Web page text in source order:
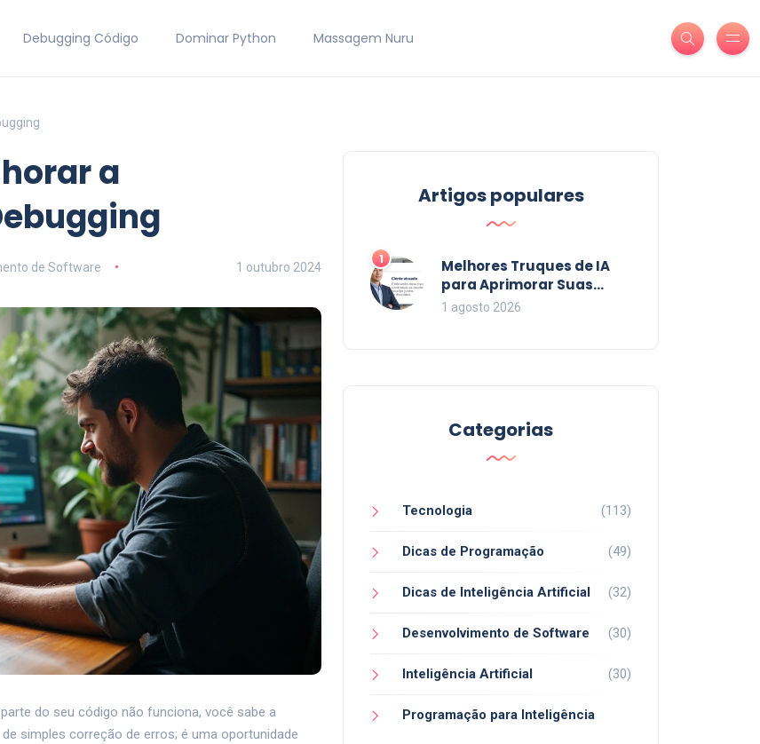
Debugging Código Dominar Python Massagem Nuru
a
de Software 1 outubro 2024
do seu código não funciona, você sabe a
simples correção de erros; é uma oportunidade
Artigos populares
1
Melhores Truques de IA
para Aprimorar Suas
Habilidades em 2026
1 agosto 2026
Categorias
Tecnologia (113)
Dicas de Programação (49)
Dicas de Inteligência Artificial (32)
Desenvolvimento de Software (30)
Inteligência Artificial (30)
Programação para Inteligência